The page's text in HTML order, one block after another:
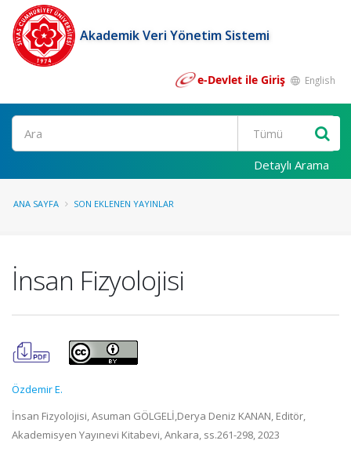
Akademik Veri Yönetim Sistemi
e-Devlet ile Giriş English
Ara
Detaylı Arama
ANA SAYFA SON EKLENEN YAYINLAR
İnsan Fizyolojisi
Özdemir E.
İnsan Fizyolojisi, Asuman GÖLGELİ,Derya Deniz KANAN, Editör,
Akademisyen Yayınevi Kitabevi, Ankara, ss.261-298, 2023